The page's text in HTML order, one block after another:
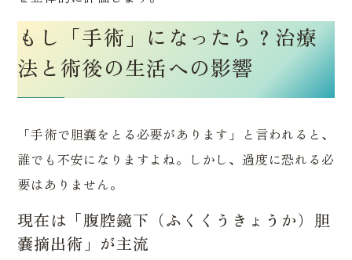
もし「手術」になったら？治療
法と術後の生活への影響
「手術で胆嚢をとる必要があります」と言われると、
誰でも不安になりますよね。しかし、過度に恐れる必
要はありません。
現在は「腹腔鏡下（ふくくうきょうか）胆
嚢摘出術」が主流